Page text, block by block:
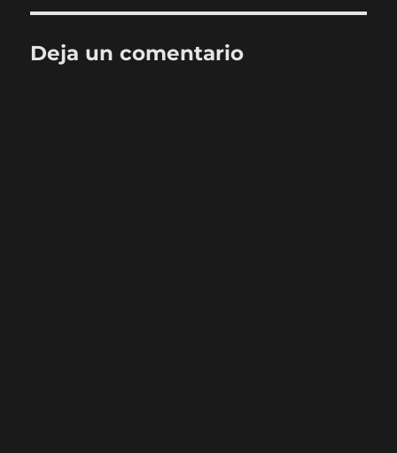
Deja un comentario